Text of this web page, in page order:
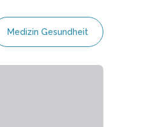
Medizin Gesundheit